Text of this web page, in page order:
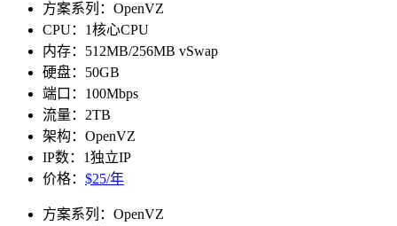
方案系列：OpenVZ
CPU：1核心CPU
内存：512MB/256MB vSwap
硬盘：50GB
端口：100Mbps
流量：2TB
架构：OpenVZ
IP数：1独立IP
价格： $25/年
方案系列：OpenVZ